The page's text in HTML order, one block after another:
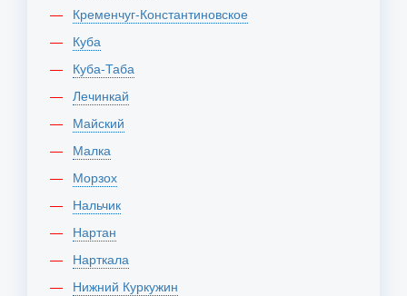
Кременчуг-Константиновское
Куба
Куба-Таба
Лечинкай
Майский
Малка
Морзох
Нальчик
Нартан
Нарткала
Нижний Куркужин